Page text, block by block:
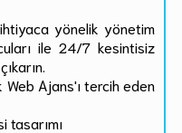
yönelik yönetim
ile 24/7 kesintisiz
Web Ajans'ı tercih eden